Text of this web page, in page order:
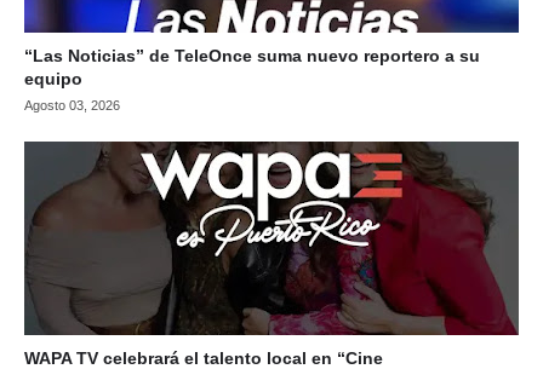
“Las Noticias” de TeleOnce suma nuevo reportero a su
equipo
Agosto 03, 2026
WAPA TV celebrará el talento local en “Cine